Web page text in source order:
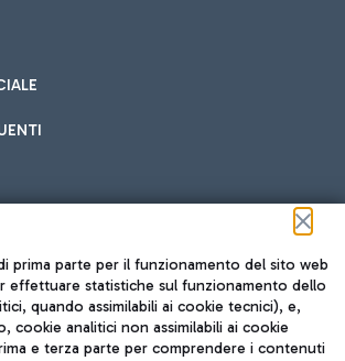
adatto e approfitta della vicinanza
ancora più facile spostarsi
prima parte per il funzionamento del sito web
effettuare statistiche sul funzionamento dello
quando assimilabili ai cookie tecnici), e,
cookie analitici non assimilabili ai cookie
e terza parte per comprendere i contenuti